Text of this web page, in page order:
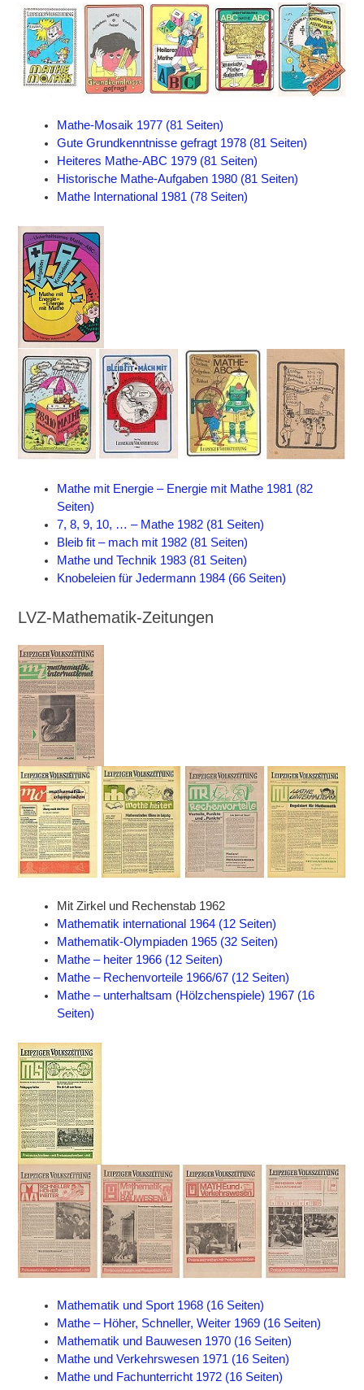
Mathe-Mosaik 1977 (81 Seiten)
Gute Grundkenntnisse gefragt 1978 (81 Seiten)
Heiteres Mathe-ABC 1979 (81 Seiten)
Historische Mathe-Aufgaben 1980 (81 Seiten)
Mathe International 1981 (78 Seiten)
Mathe mit Energie – Energie mit Mathe 1981 (82
Seiten)
7, 8, 9, 10, … – Mathe 1982 (81 Seiten)
Bleib fit – mach mit 1982 (81 Seiten)
Mathe und Technik 1983 (81 Seiten)
Knobeleien für Jedermann 1984 (66 Seiten)
LVZ-Mathematik-Zeitungen
Mit Zirkel und Rechenstab 1962
Mathematik international 1964 (12 Seiten)
Mathematik-Olympiaden 1965 (32 Seiten)
Mathe – heiter 1966 (12 Seiten)
Mathe – Rechenvorteile 1966/67 (12 Seiten)
Mathe – unterhaltsam (Hölzchenspiele) 1967 (16
Seiten)
Mathematik und Sport 1968 (16 Seiten)
Mathe – Höher, Schneller, Weiter 1969 (16 Seiten)
Mathematik und Bauwesen 1970 (16 Seiten)
Mathe und Verkehrswesen 1971 (16 Seiten)
Mathe und Fachunterricht 1972 (16 Seiten)